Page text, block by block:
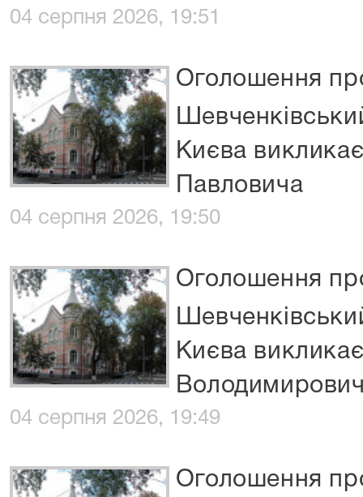
04 серпня 2026, 19:51
Оголошення
Києва
Павловича
04 серпня 2026, 19:50
Оголошення
Києва
04 серпня 2026, 19:49
Оголошення